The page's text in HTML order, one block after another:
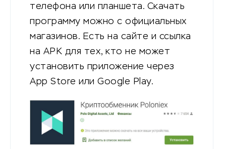
телефона или планшета. Скачать
программу можно с официальных
магазинов. Есть на сайте и ссылка
на APK для тех, кто не может
установить приложение через
App Store или Google Play.